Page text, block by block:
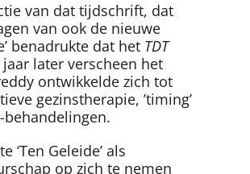
van dat tijdschrift, dat
van ook de nieuwe
benadrukte dat het TDT
later verscheen het
ontwikkelde zich tot
gezinstherapie, ’timing’
behandelingen.
Geleide’ als
op zich te nemen